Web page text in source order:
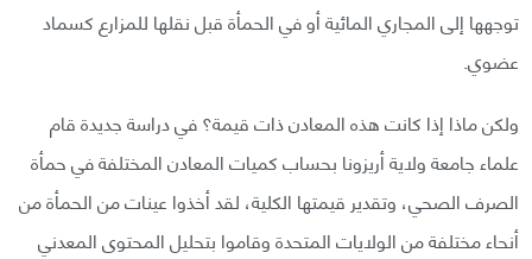
توجهها إلى المجاري المائية أو في الحمأة قبل نقلها للمزارع كسماد
عضوي.
ولكن ماذا إذا كانت هذه المعادن ذات قيمة؟ في دراسة جديدة قام
علماء جامعة ولاية أريزونا بحساب كميات المعادن المختلفة في حمأة
الصرف الصحي، وتقدير قيمتها الكلية، لقد أخذوا عينات من الحمأة من
أنحاء مختلفة من الولايات المتحدة وقاموا بتحليل المحتوى المعدني